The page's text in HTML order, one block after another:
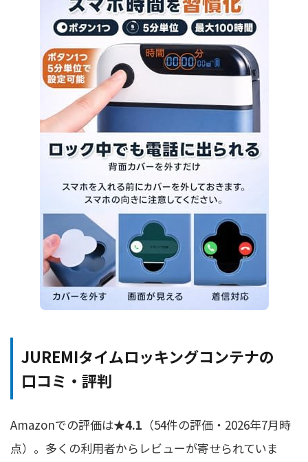
JUREMIタイムロッキングコンテナの
口コミ・評判
Amazonでの評価は★4.1 （54件の評価・2026年7月時
点）。多くの利用者からレビューが寄せられていま